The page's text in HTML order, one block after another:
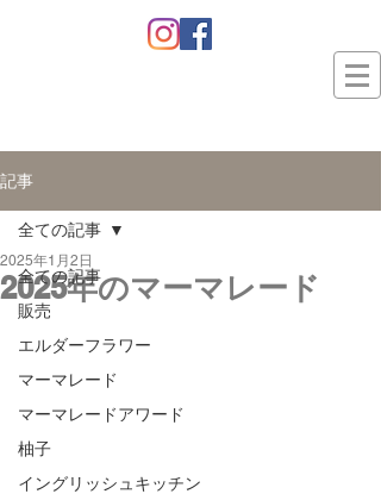
記事
全ての記事
販売
エルダーフラワー
マーマレード
マーマレードアワード
柚子
イングリッシュキッチン
全ての記事
2025年のマーマレード
2025年1月2日